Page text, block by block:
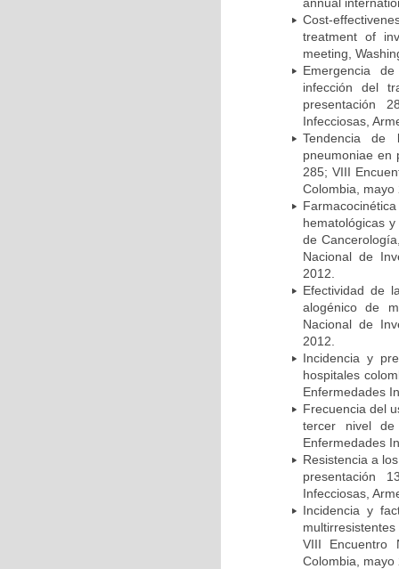
Cost-
treatment of
meeting,
Emergencia
infección del
presentación
Infecciosas,
Tendencia de
pneumoniae en
285; VIII
Colombia, mayo
hematológicas
de
Nacional de
2012.
Efectividad de
alogénico de
Nacional de
2012.
Incidencia y
hospitales
Enfermedades
Frecuencia del
tercer nivel de
Enfermedades
Resistencia a
presentación
Infecciosas,
Incidencia y
VIII Encuentro
Colombia, mayo